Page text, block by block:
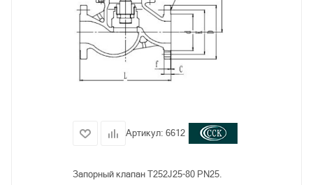
Артикул: 6612
Запорный клапан T252J25-80 PN25.